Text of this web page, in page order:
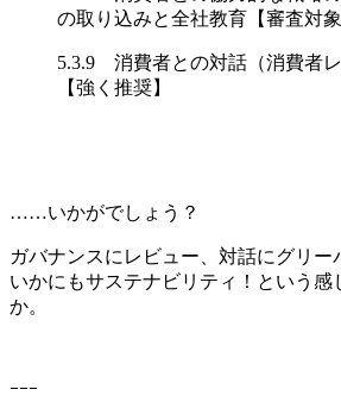
の取り込みと全社教育【審査対象
5.3.9 消費者との対話（消費者
【強く推奨】
……いかがでしょう？
ガバナンスにレビュー、対話にグリー
いかにもサステナビリティ！という感
か。
ｰｰｰ